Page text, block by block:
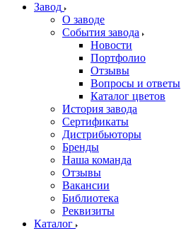
Завод
О заводе
События завода
Новости
Портфолио
Отзывы
Вопросы и ответы
Каталог цветов
История завода
Сертификаты
Дистрибьюторы
Бренды
Наша команда
Отзывы
Вакансии
Библиотека
Реквизиты
Каталог